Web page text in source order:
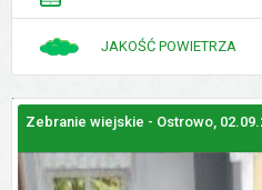
JAKOŚĆ POWIETRZA
GALERIE
ZDJĘĆ
Zebranie wiejskie - Ostrowo,